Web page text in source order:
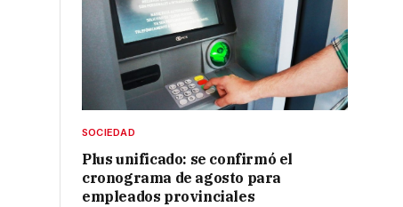
SOCIEDAD
Plus unificado: se confirmó el
cronograma de agosto para
empleados provinciales